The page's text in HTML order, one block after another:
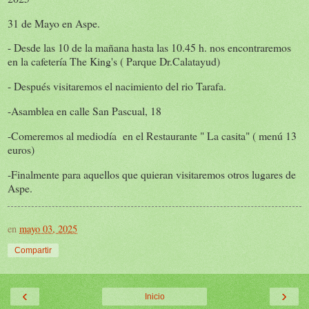
31 de Mayo en Aspe.
- Desde las 10 de la mañana hasta las 10.45 h. nos encontraremos
en la cafetería The King's ( Parque Dr.Calatayud)
- Después visitaremos el nacimiento del rio Tarafa.
-Asamblea en calle San Pascual, 18
-Comeremos al mediodía en el Restaurante " La casita" ( menú 13
euros)
-Finalmente para aquellos que quieran visitaremos otros lugares de
Aspe.
en mayo 03, 2025
Compartir
‹ ›
Inicio